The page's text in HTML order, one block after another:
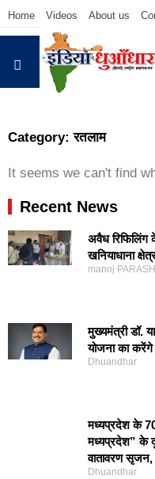
Home Videos About us
Category: रतलाम
It seems we can't find
Recent News
अवैध रिफिलिंग
खनियाधाना
manoj
मुख्यमंत्री डॉ.
योजना का
Dhuandhar
मध्यप्रदेश के
मध्यप्रदेश” के
वातावरण
Dhuandhar